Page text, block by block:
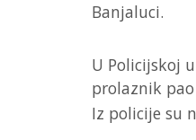
Banjaluci.
U Policijskoj
prolaznik
Iz policije su